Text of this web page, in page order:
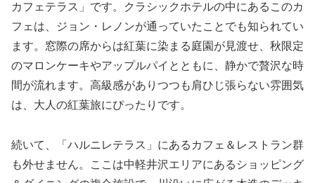
カフェテラス」です。クラシックホテルの中にあるこのカ
フェは、ジョン・レノンが通っていたことでも知られてい
ます。窓際の席からは紅葉に染まる庭園が見渡せ、秋限定
のマロンケーキやアップルパイとともに、静かで贅沢な時
間が流れます。高級感がありつつも肩ひじ張らない雰囲気
は、大人の紅葉旅にぴったりです。
続いて、「ハルニレテラス」にあるカフェ＆レストラン群
も外せません。ここは中軽井沢エリアにあるショッピング